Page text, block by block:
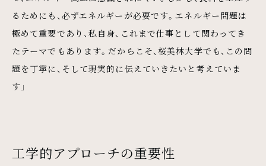
るためにも、必ずエネルギーが必要です。エネルギー問題は
極めて重要であり、私自身、これまで仕事として関わってき
たテーマでもあります。だからこそ、桜美林大学でも、この問
題を丁寧に、そして現実的に伝えていきたいと考えていま
す」
工学的アプローチの重要性